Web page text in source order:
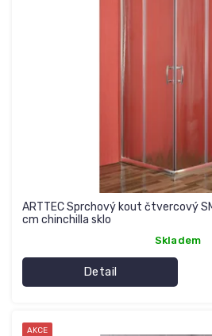
ARTTEC Sprchový kout čtvercový
cm chinchilla sklo
Skladem
Detail
AKCE